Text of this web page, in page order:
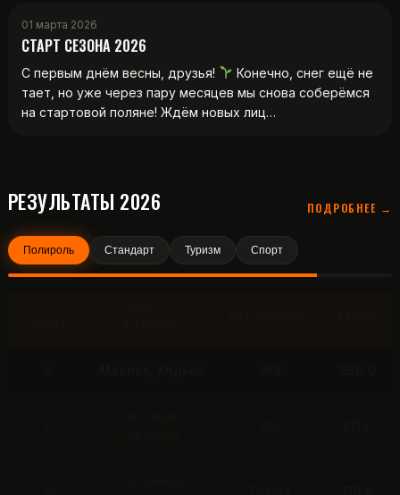
01 марта 2026
СТАРТ СЕЗОНА 2026
С первым днём весны, друзья!
Конечно, снег ещё не
тает, но уже через пару месяцев мы снова соберёмся
на стартовой поляне! Ждём новых лиц…
РЕЗУЛЬТАТЫ 2026 ПОДРОБНЕЕ →
Полироль Стандарт Туризм Спорт